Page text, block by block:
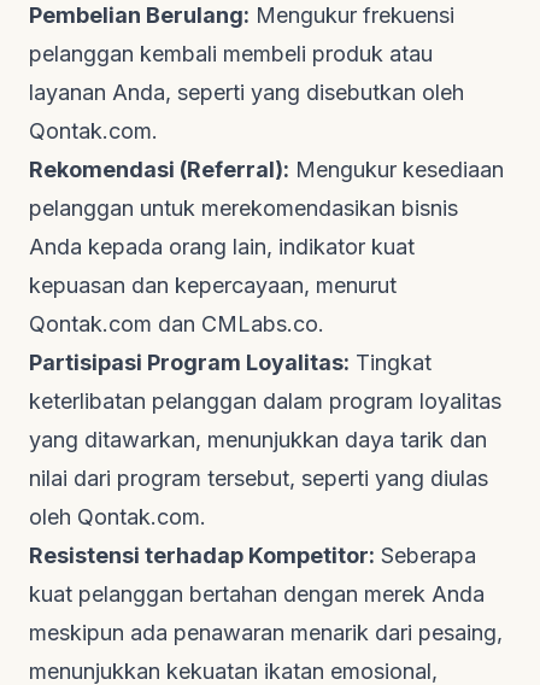
Pembelian Berulang: Mengukur frekuensi
pelanggan kembali membeli produk atau
layanan Anda, seperti yang disebutkan oleh
Qontak.com.
Rekomendasi (Referral): Mengukur kesediaan
pelanggan untuk merekomendasikan bisnis
Anda kepada orang lain, indikator kuat
kepuasan dan kepercayaan, menurut
Qontak.com dan CMLabs.co.
Partisipasi Program Loyalitas: Tingkat
keterlibatan pelanggan dalam program loyalitas
yang ditawarkan, menunjukkan daya tarik dan
nilai dari program tersebut, seperti yang diulas
oleh Qontak.com.
Resistensi terhadap Kompetitor: Seberapa
kuat pelanggan bertahan dengan merek Anda
meskipun ada penawaran menarik dari pesaing,
menunjukkan kekuatan ikatan emosional,